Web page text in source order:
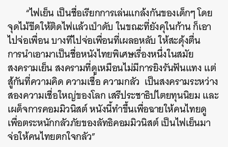
“ไฟเย็น เป็นชื่อเรียกการเล่นแกล้งกันของเด็กๆ โดย
จุดไม้ขีดให้ติดไฟแล้วเป่าดับ ในขณะที่ยังคุในก้าน ก็เอา
ไปจ่อเพื่อน บางทีไปจ่อเพื่อนที่เผลอหลับ ให้สะดุ้งตื่น
การนำเอามาเป็นชื่อหนังไทยพิเศษเรื่องหนึ่งในสมัย
สงครามเย็น สงครามที่ดูเหมือนไม่มีการยิงรันฟันแทง แต่
สู้กันที่ความคิด ความเชื่อ ความกลัว เป็นสงครามระหว่าง
สองความเชื่อใหญ่ของโลก เสรีประชาธิปไตยทุนนิยม และ
เผด็จการคอมมิวนิสต์ หนังนี้ทำขึ้นเพื่อฉายให้คนไทยดู
เพื่อตระหนักกลัวภัยของลัทธิคอมมิวนิสต์ เป็นไฟเย็นมา
จ่อให้คนไทยตกใจกลัว”